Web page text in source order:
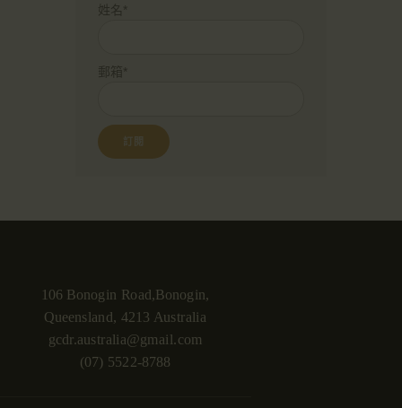
姓名*
郵箱*
106 Bonogin Road,Bonogin,
Queensland, 4213 Australia
gcdr.australia@gmail.com
(07) 5522-8788